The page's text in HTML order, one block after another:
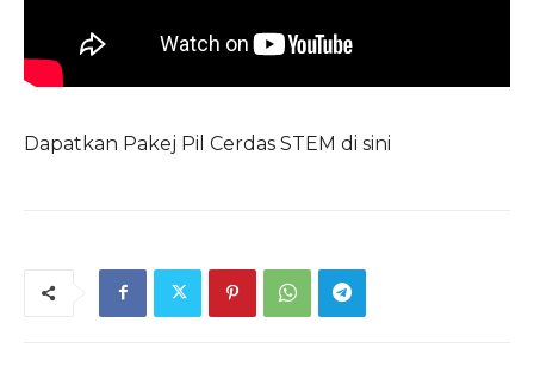
Dapatkan Pakej Pil Cerdas STEM di sini